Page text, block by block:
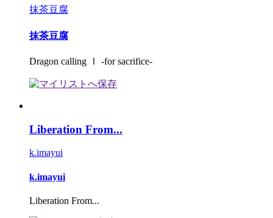
抹茶豆腐
抹茶豆腐
Dragon calling Ⅰ -for sacrifice-
Liberation From...
k.imayui
k.imayui
Liberation From...